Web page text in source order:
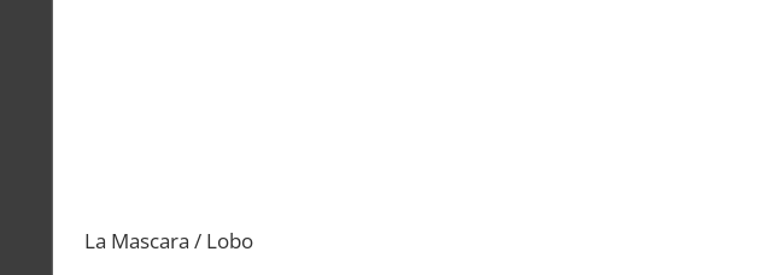
La Mascara / Lobo